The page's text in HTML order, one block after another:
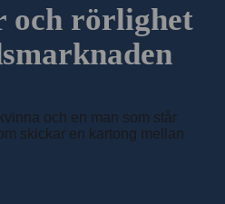
och rörlighet